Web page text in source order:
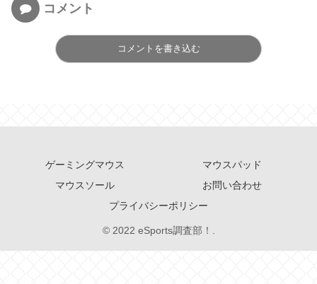
コメント
コメントを書き込む
ゲーミングマウス
マウスパッド
マウスソール
お問い合わせ
プライバシーポリシー
© 2022 eSports調査部！.